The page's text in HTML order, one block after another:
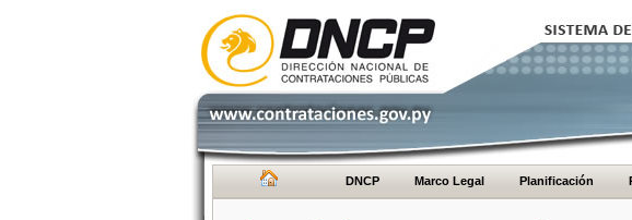
DNCP Marco Legal Planificación